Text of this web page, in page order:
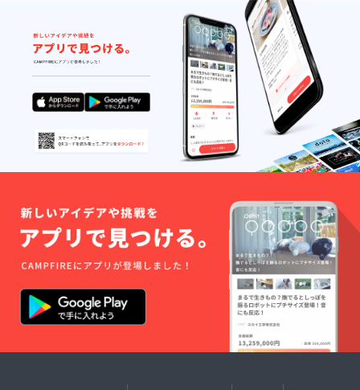
くださ
い。ま
た、特
定の人
物を比
喩する
お名前
や公序
良俗に
反する
お名前
は掲載
をお断
りする
座いま
す、ご
注意く
ださ
い。